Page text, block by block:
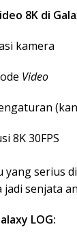
8K di
kamera
Video
8K 30FPS
yang serius
jadi senjata
LOG: